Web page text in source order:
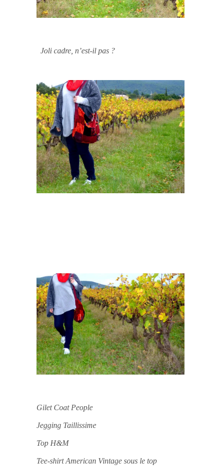
Joli cadre, n’est-il pas ?
Gilet Coat People
Jegging Taillissime
Top H&M
Tee-shirt American Vintage sous le top